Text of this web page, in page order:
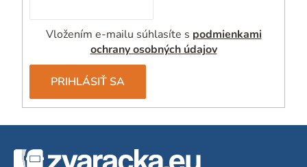
Vložením e-mailu súhlasíte s podmienkami
ochrany osobných údajov
PRIHLÁSIŤ SA